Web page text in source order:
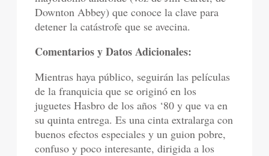
Downton Abbey) que conoce la clave para
detener la catástrofe que se avecina.
Comentarios y Datos Adicionales:
Mientras haya público, seguirán las películas
de la franquicia que se originó en los
juguetes Hasbro de los años ‘80 y que va en
su quinta entrega. Es una cinta extralarga con
buenos efectos especiales y un guion pobre,
confuso y poco interesante, dirigida a los